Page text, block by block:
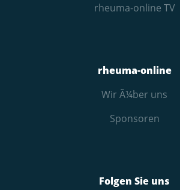
rheuma-online TV
rheuma-online
Wir Ã¼ber uns
Sponsoren
Folgen Sie uns